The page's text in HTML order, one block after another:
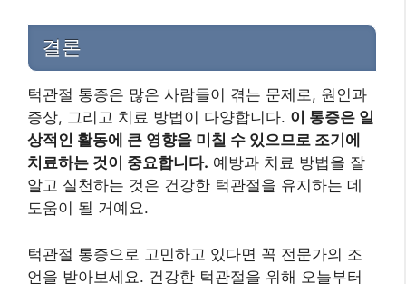
결론
턱관절 통증은 많은 사람들이 겪는 문제로, 원인과
증상, 그리고 치료 방법이 다양합니다. 이 통증은 일
상적인 활동에 큰 영향을 미칠 수 있으므로 조기에
치료하는 것이 중요합니다. 예방과 치료 방법을 잘
알고 실천하는 것은 건강한 턱관절을 유지하는 데
도움이 될 거예요.
턱관절 통증으로 고민하고 있다면 꼭 전문가의 조
언을 받아보세요. 건강한 턱관절을 위해 오늘부터